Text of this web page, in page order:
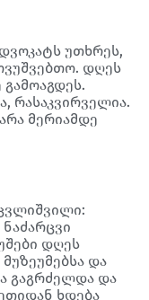
უთხრეს,
დღეს
რასაკვირველია.
მერიამდე
დღეს
და
გაგრძელდა და
ხდება